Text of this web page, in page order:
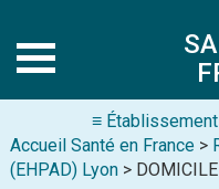
≡
Accueil Santé en France >
(EHPAD) Lyon >